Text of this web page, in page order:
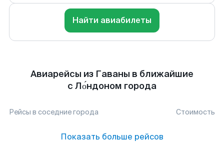
Найти авиабилеты
Авиарейсы из Гаваны в ближайшие
с Ло́ндоном города
Рейсы в соседние города Стоимость
Показать больше рейсов